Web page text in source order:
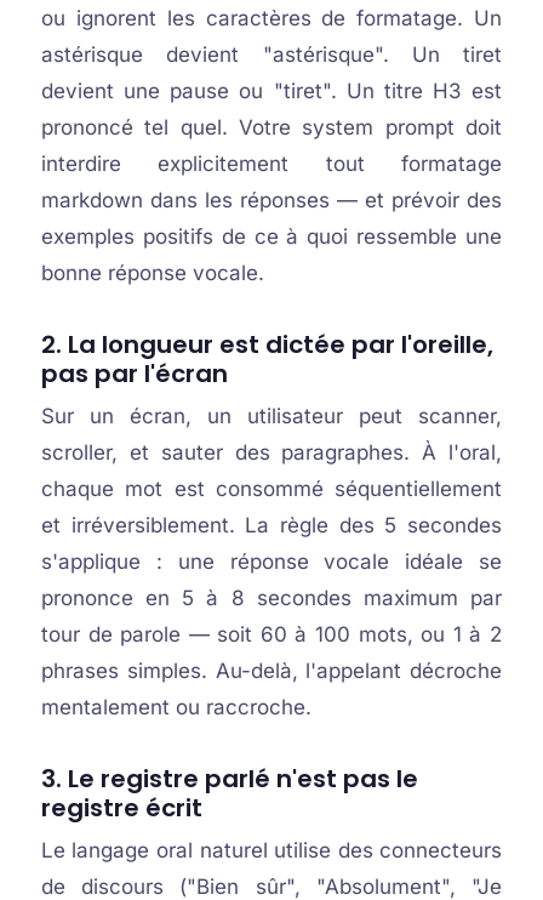
ou ignorent les caractères de formatage. Un
astérisque devient "astérisque". Un tiret
devient une pause ou "tiret". Un titre H3 est
prononcé tel quel. Votre system prompt doit
interdire explicitement tout formatage
markdown dans les réponses — et prévoir des
exemples positifs de ce à quoi ressemble une
bonne réponse vocale.
2. La longueur est dictée par l'oreille,
pas par l'écran
Sur un écran, un utilisateur peut scanner,
scroller, et sauter des paragraphes. À l'oral,
chaque mot est consommé séquentiellement
et irréversiblement. La règle des 5 secondes
s'applique : une réponse vocale idéale se
prononce en 5 à 8 secondes maximum par
tour de parole — soit 60 à 100 mots, ou 1 à 2
phrases simples. Au-delà, l'appelant décroche
mentalement ou raccroche.
3. Le registre parlé n'est pas le
registre écrit
Le langage oral naturel utilise des connecteurs
de discours ("Bien sûr", "Absolument", "Je